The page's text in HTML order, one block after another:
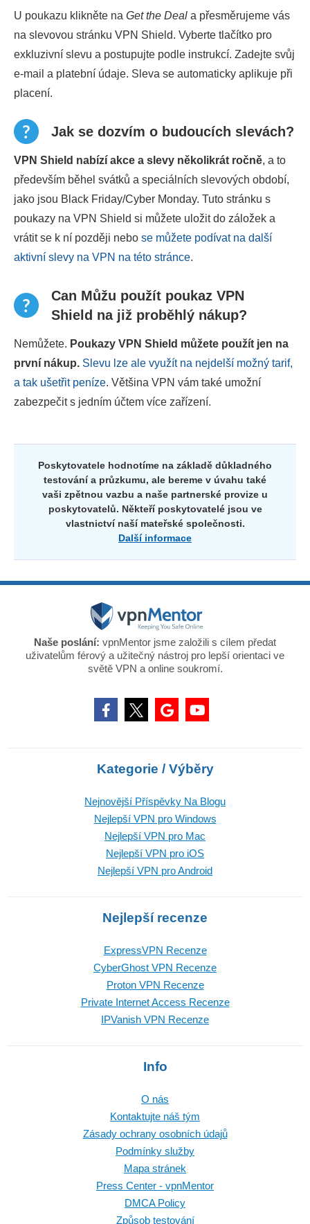
U poukazu klikněte na Get the Deal a přesměrujeme vás
na slevovou stránku VPN Shield. Vyberte tlačítko pro
exkluzivní slevu a postupujte podle instrukcí. Zadejte svůj
e-mail a platební údaje. Sleva se automaticky aplikuje při
placení.
Jak se dozvím o budoucích slevách?
VPN Shield nabízí akce a slevy několikrát ročně, a to
především běhel svátků a speciálních slevových období,
jako jsou Black Friday/Cyber Monday. Tuto stránku s
poukazy na VPN Shield si můžete uložit do záložek a
vrátit se k ní později nebo se můžete podívat na další
aktivní slevy na VPN na této stránce.
Can Můžu použít poukaz VPN
Shield na již proběhlý nákup?
Nemůžete. Poukazy VPN Shield můžete použít jen na
první nákup. Slevu lze ale využít na nejdelší možný tarif,
a tak ušetřit peníze. Většina VPN vám také umožní
zabezpečit s jedním účtem více zařízení.
Poskytovatele hodnotíme na základě důkladného
testování a průzkumu, ale bereme v úvahu také
vaši zpětnou vazbu a naše partnerské provize u
poskytovatelů. Někteří poskytovatelé jsou ve
vlastnictví naší mateřské společnosti.
Další informace
Naše poslání: vpnMentor jsme založili s cílem předat
uživatelům férový a užitečný nástroj pro lepší orientaci ve
světě VPN a online soukromí.
Kategorie / Výběry
Nejnovější Příspěvky Na Blogu
Nejlepší VPN pro Windows
Nejlepší VPN pro Mac
Nejlepší VPN pro iOS
Nejlepší VPN pro Android
Nejlepší recenze
ExpressVPN Recenze
CyberGhost VPN Recenze
Proton VPN Recenze
Private Internet Access Recenze
IPVanish VPN Recenze
Info
O nás
Kontaktujte náš tým
Zásady ochrany osobních údajů
Podmínky služby
Mapa stránek
Press Center - vpnMentor
DMCA Policy
Způsob testování